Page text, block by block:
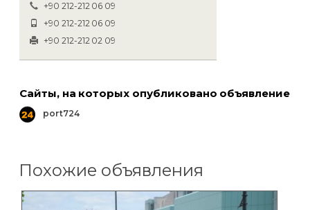
+90 212-212 06 09
+90 212-212 06 09
+90 212-212 02 09
Сайты, на которых опубликовано объявление
port724
Похожие объявления